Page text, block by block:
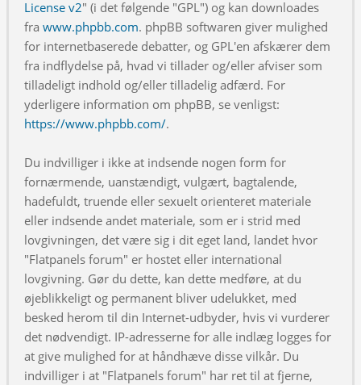
License v2" (i det følgende "GPL") og kan downloades
fra www.phpbb.com. phpBB softwaren giver mulighed
for internetbaserede debatter, og GPL'en afskærer dem
fra indflydelse på, hvad vi tillader og/eller afviser som
tilladeligt indhold og/eller tilladelig adfærd. For
yderligere information om phpBB, se venligst:
https://www.phpbb.com/.
Du indvilliger i ikke at indsende nogen form for
fornærmende, uanstændigt, vulgært, bagtalende,
hadefuldt, truende eller sexuelt orienteret materiale
eller indsende andet materiale, som er i strid med
lovgivningen, det være sig i dit eget land, landet hvor
"Flatpanels forum" er hostet eller international
lovgivning. Gør du dette, kan dette medføre, at du
øjeblikkeligt og permanent bliver udelukket, med
besked herom til din Internet-udbyder, hvis vi vurderer
det nødvendigt. IP-adresserne for alle indlæg logges for
at give mulighed for at håndhæve disse vilkår. Du
indvilliger i at "Flatpanels forum" har ret til at fjerne,